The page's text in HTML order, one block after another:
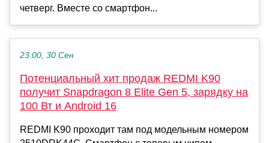
четверг. Вместе со смартфон...
23:00, 30 Сен
Потенциальный хит продаж REDMI K90
получит Snapdragon 8 Elite Gen 5, зарядку на
100 Вт и Android 16
REDMI K90 проходит там под модельным номером